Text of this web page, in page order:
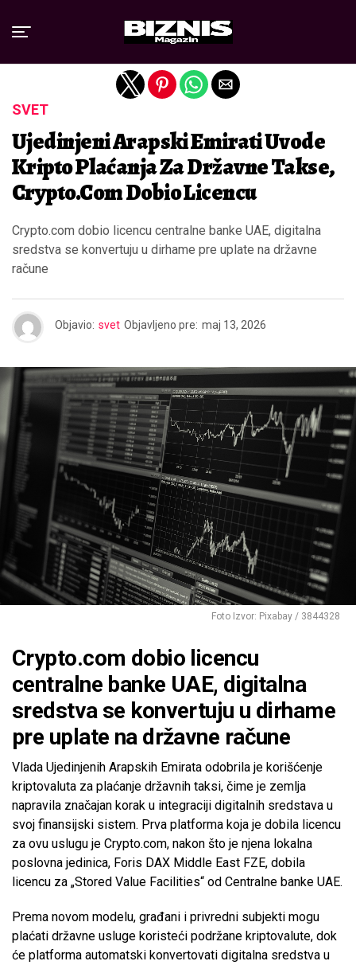
SVET
Ujedinjeni Arapski Emirati Uvode
Kripto Plaćanja Za Državne Takse,
Crypto.com Dobio Licencu
Crypto.com dobio licencu centralne banke UAE, digitalna
sredstva se konvertuju u dirhame pre uplate na državne
račune
Objavio: svet Objavljeno pre: maj 13, 2026
Foto Izvor: Pixabay / 3844328
Crypto.com dobio licencu
centralne banke UAE, digitalna
sredstva se konvertuju u dirhame
pre uplate na državne račune
Vlada Ujedinjenih Arapskih Emirata odobrila je korišćenje
kriptovaluta za plaćanje državnih taksi, čime je zemlja
napravila značajan korak u integraciji digitalnih sredstava u
svoj finansijski sistem. Prva platforma koja je dobila licencu
za ovu uslugu je Crypto.com, nakon što je njena lokalna
poslovna jedinica, Foris DAX Middle East FZE, dobila
licencu za „Stored Value Facilities“ od Centralne banke UAE.
Prema novom modelu, građani i privredni subjekti mogu
plaćati državne usluge koristeći podržane kriptovalute, dok
će platforma automatski konvertovati digitalna sredstva u
Exit mobile version